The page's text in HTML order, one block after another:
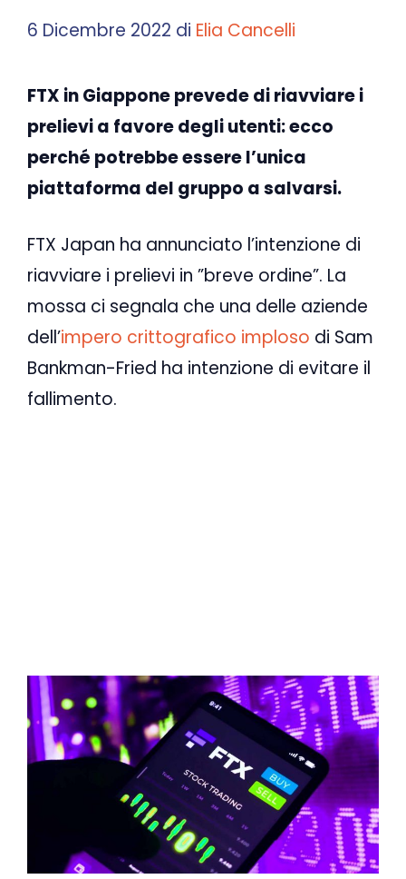
6 Dicembre 2022 di Elia Cancelli
FTX in Giappone prevede di riavviare i
prelievi a favore degli utenti: ecco
perché potrebbe essere l’unica
piattaforma del gruppo a salvarsi.
FTX Japan ha annunciato l’intenzione di
riavviare i prelievi in ​​”breve ordine”. La
mossa ci segnala che una delle aziende
dell’impero crittografico imploso di Sam
Bankman-Fried ha intenzione di evitare il
fallimento.